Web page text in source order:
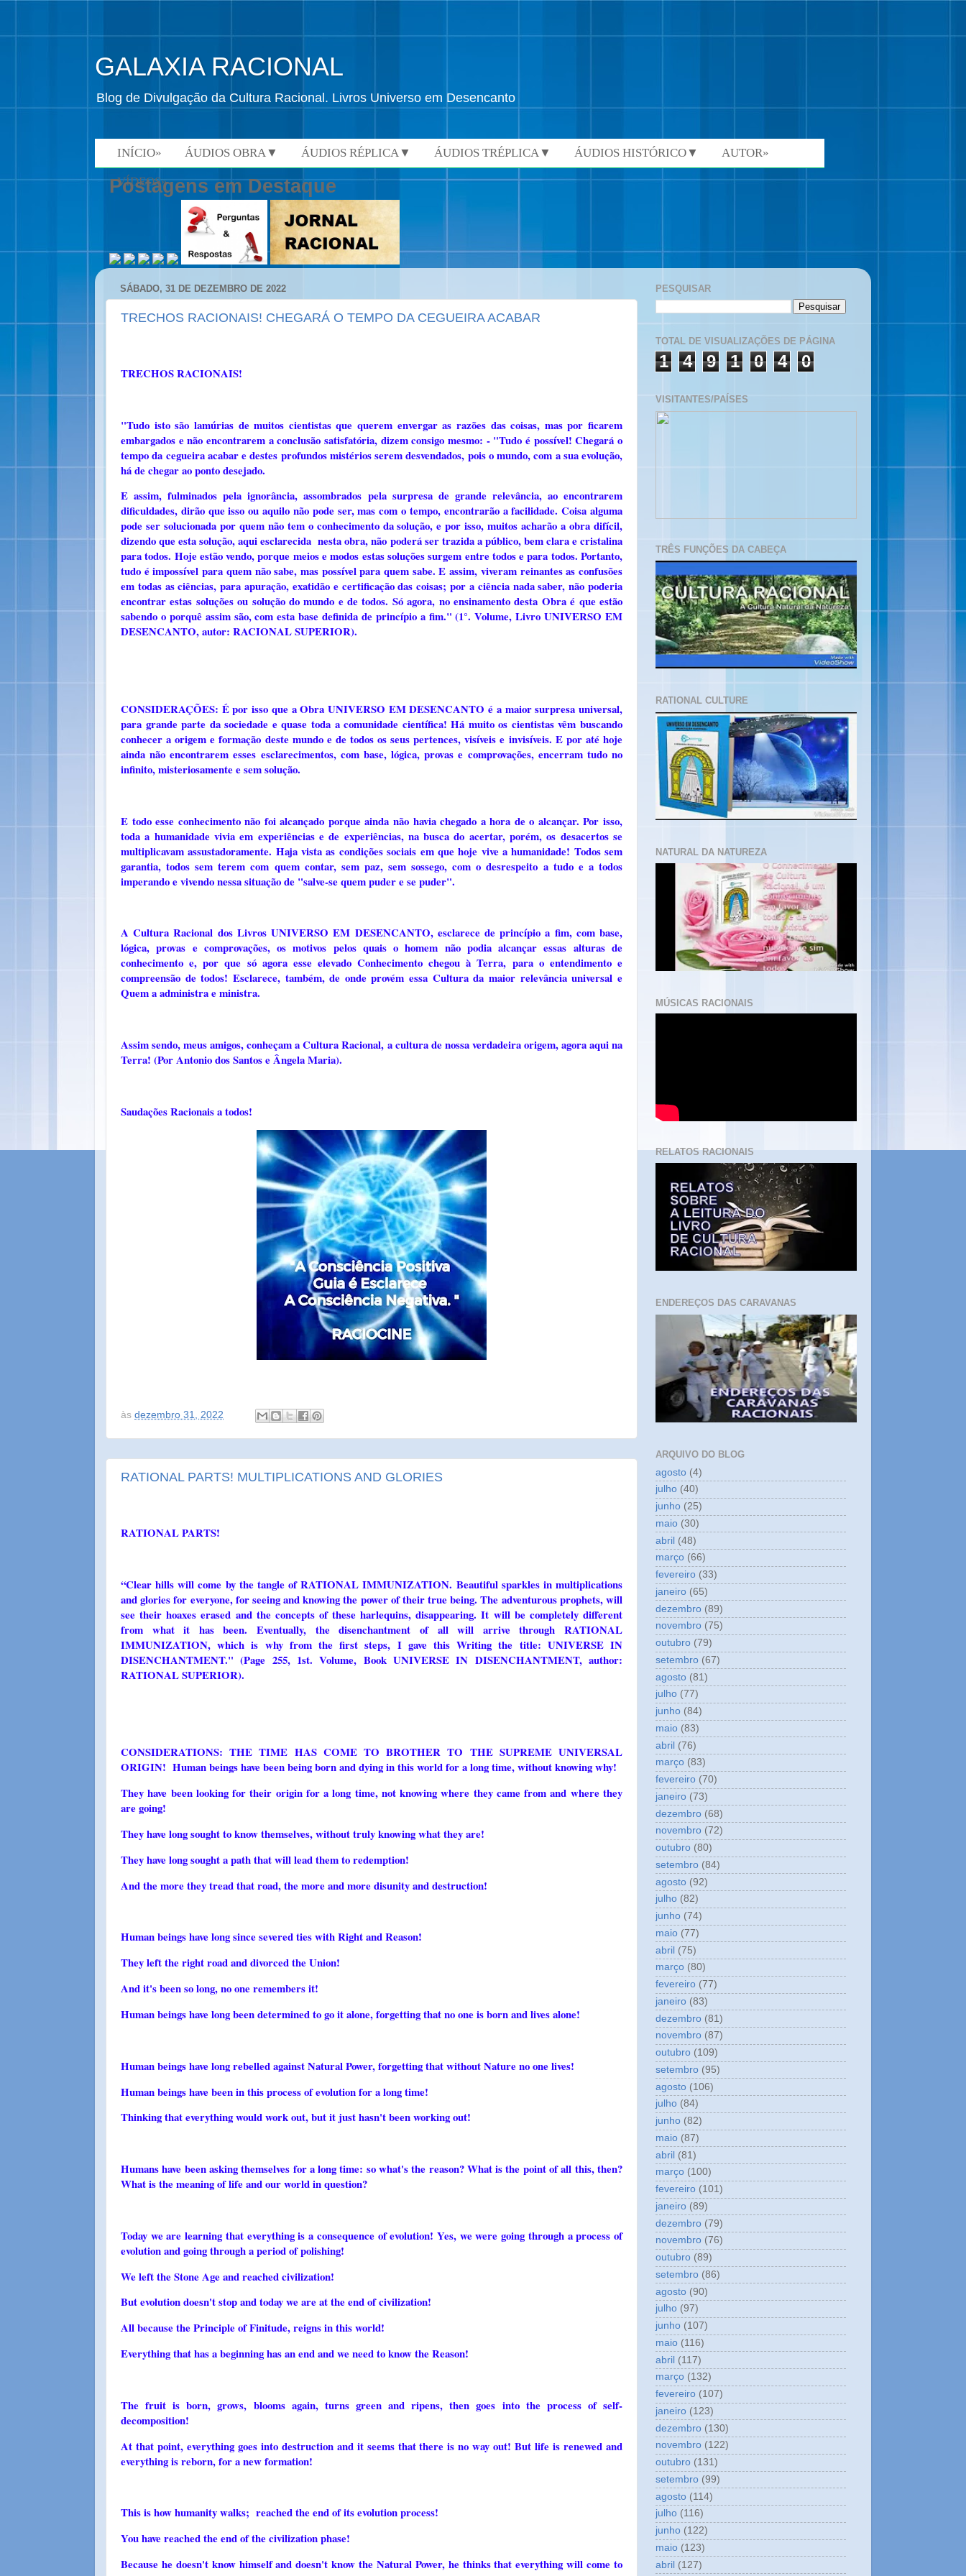
GALAXIA RACIONAL
Blog de Divulgação da Cultura Racional. Livros Universo em Desencanto
INÍCIO» ÁUDIOS OBRA▼ ÁUDIOS RÉPLICA▼ ÁUDIOS TRÉPLICA▼ ÁUDIOS HISTÓRICO▼ AUTOR»
VÍDEOS»
Postagens em Destaque
SÁBADO, 31 DE DEZEMBRO DE 2022
TRECHOS RACIONAIS! CHEGARÁ O TEMPO DA CEGUEIRA ACABAR
TRECHOS RACIONAIS!
"Tudo isto são lamúrias de muitos cientistas que querem envergar as razões das coisas, mas por ficarem
embargados e não encontrarem a conclusão satisfatória, dizem consigo mesmo: - "Tudo é possível! Chegará o
tempo da cegueira acabar e destes profundos mistérios serem desvendados, pois o mundo, com a sua evolução,
há de chegar ao ponto desejado.
E assim, fulminados pela ignorância, assombrados pela surpresa de grande relevância, ao encontrarem
dificuldades, dirão que isso ou aquilo não pode ser, mas com o tempo, encontrarão a facilidade. Coisa alguma
pode ser solucionada por quem não tem o conhecimento da solução, e por isso, muitos acharão a obra difícil,
dizendo que esta solução, aqui esclarecida nesta obra, não poderá ser trazida a público, bem clara e cristalina
para todos. Hoje estão vendo, porque meios e modos estas soluções surgem entre todos e para todos. Portanto,
tudo é impossível para quem não sabe, mas possível para quem sabe. E assim, viveram reinantes as confusões
em todas as ciências, para apuração, exatidão e certificação das coisas; por a ciência nada saber, não poderia
encontrar estas soluções ou solução do mundo e de todos. Só agora, no ensinamento desta Obra é que estão
sabendo o porquê assim são, com esta base definida de princípio a fim." (1°. Volume, Livro UNIVERSO EM
DESENCANTO, autor: RACIONAL SUPERIOR).
CONSIDERAÇÕES: É por isso que a Obra UNIVERSO EM DESENCANTO é a maior surpresa universal,
para grande parte da sociedade e quase toda a comunidade científica! Há muito os cientistas vêm buscando
conhecer a origem e formação deste mundo e de todos os seus pertences, visíveis e invisíveis. E por até hoje
ainda não encontrarem esses esclarecimentos, com base, lógica, provas e comprovações, encerram tudo no
infinito, misteriosamente e sem solução.
E todo esse conhecimento não foi alcançado porque ainda não havia chegado a hora de o alcançar. Por isso,
toda a humanidade vivia em experiências e de experiências, na busca do acertar, porém, os desacertos se
multiplicavam assustadoramente. Haja vista as condições sociais em que hoje vive a humanidade! Todos sem
garantia, todos sem terem com quem contar, sem paz, sem sossego, com o desrespeito a tudo e a todos
imperando e vivendo nessa situação de "salve-se quem puder e se puder".
A Cultura Racional dos Livros UNIVERSO EM DESENCANTO, esclarece de princípio a fim, com base,
lógica, provas e comprovações, os motivos pelos quais o homem não podia alcançar essas alturas de
conhecimento e, por que só agora esse elevado Conhecimento chegou à Terra, para o entendimento e
compreensão de todos! Esclarece, também, de onde provém essa Cultura da maior relevância universal e
Quem a administra e ministra.
Assim sendo, meus amigos, conheçam a Cultura Racional, a cultura de nossa verdadeira origem, agora aqui na
Terra! (Por Antonio dos Santos e Ângela Maria).
Saudações Racionais a todos!
às dezembro 31, 2022
RATIONAL PARTS! MULTIPLICATIONS AND GLORIES
RATIONAL PARTS!
“Clear hills will come by the tangle of RATIONAL IMMUNIZATION. Beautiful sparkles in multiplications
and glories for everyone, for seeing and knowing the power of their true being. The adventurous prophets, will
see their hoaxes erased and the concepts of these harlequins, disappearing. It will be completely different
from what it has been. Eventually, the disenchantment of all will arrive through RATIONAL
IMMUNIZATION, which is why from the first steps, I gave this Writing the title: UNIVERSE IN
DISENCHANTMENT." (Page 255, 1st. Volume, Book UNIVERSE IN DISENCHANTMENT, author:
RATIONAL SUPERIOR).
CONSIDERATIONS: THE TIME HAS COME TO BROTHER TO THE SUPREME UNIVERSAL
ORIGIN! Human beings have been being born and dying in this world for a long time, without knowing why!
They have been looking for their origin for a long time, not knowing where they came from and where they
are going!
They have long sought to know themselves, without truly knowing what they are!
They have long sought a path that will lead them to redemption!
And the more they tread that road, the more and more disunity and destruction!
Human beings have long since severed ties with Right and Reason!
They left the right road and divorced the Union!
And it's been so long, no one remembers it!
Human beings have long been determined to go it alone, forgetting that no one is born and lives alone!
Human beings have long rebelled against Natural Power, forgetting that without Nature no one lives!
Human beings have been in this process of evolution for a long time!
Thinking that everything would work out, but it just hasn't been working out!
Humans have been asking themselves for a long time: so what's the reason? What is the point of all this, then?
What is the meaning of life and our world in question?
Today we are learning that everything is a consequence of evolution! Yes, we were going through a process of
evolution and going through a period of polishing!
We left the Stone Age and reached civilization!
But evolution doesn't stop and today we are at the end of civilization!
All because the Principle of Finitude, reigns in this world!
Everything that has a beginning has an end and we need to know the Reason!
The fruit is born, grows, blooms again, turns green and ripens, then goes into the process of self-
decomposition!
At that point, everything goes into destruction and it seems that there is no way out! But life is renewed and
everything is reborn, for a new formation!
This is how humanity walks; reached the end of its evolution process!
You have reached the end of the civilization phase!
Because he doesn't know himself and doesn't know the Natural Power, he thinks that everything will come to
PESQUISAR
TOTAL DE VISUALIZAÇÕES DE PÁGINA
1 4 9 1 0 4 0
VISITANTES/PAÍSES
TRÊS FUNÇÕES DA CABEÇA
RATIONAL CULTURE
NATURAL DA NATUREZA
MÚSICAS RACIONAIS
RELATOS RACIONAIS
ENDEREÇOS DAS CARAVANAS
ARQUIVO DO BLOG
agosto (4)
julho (40)
junho (25)
maio (30)
abril (48)
março (66)
fevereiro (33)
janeiro (65)
dezembro (89)
novembro (75)
outubro (79)
setembro (67)
agosto (81)
julho (77)
junho (84)
maio (83)
abril (76)
março (83)
fevereiro (70)
janeiro (73)
dezembro (68)
novembro (72)
outubro (80)
setembro (84)
agosto (92)
julho (82)
junho (74)
maio (77)
abril (75)
março (80)
fevereiro (77)
janeiro (83)
dezembro (81)
novembro (87)
outubro (109)
setembro (95)
agosto (106)
julho (84)
junho (82)
maio (87)
abril (81)
março (100)
fevereiro (101)
janeiro (89)
dezembro (79)
novembro (76)
outubro (89)
setembro (86)
agosto (90)
julho (97)
junho (107)
maio (116)
abril (117)
março (132)
fevereiro (107)
janeiro (123)
dezembro (130)
novembro (122)
outubro (131)
setembro (99)
agosto (114)
julho (116)
junho (122)
maio (123)
abril (127)